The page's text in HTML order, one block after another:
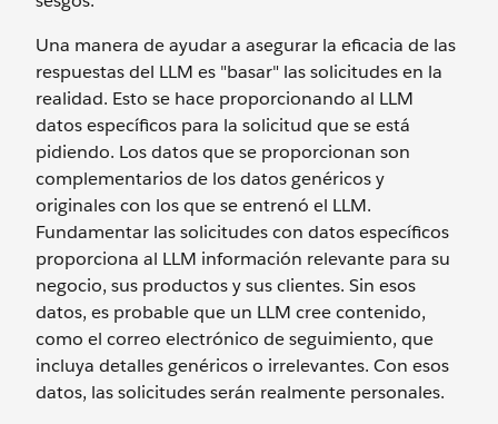
Una manera de ayudar a asegurar la eficacia de las
respuestas del LLM es "basar" las solicitudes en la
realidad. Esto se hace proporcionando al LLM
datos específicos para la solicitud que se está
pidiendo. Los datos que se proporcionan son
complementarios de los datos genéricos y
originales con los que se entrenó el LLM.
Fundamentar las solicitudes con datos específicos
proporciona al LLM información relevante para su
negocio, sus productos y sus clientes. Sin esos
datos, es probable que un LLM cree contenido,
como el correo electrónico de seguimiento, que
incluya detalles genéricos o irrelevantes. Con esos
datos, las solicitudes serán realmente personales.